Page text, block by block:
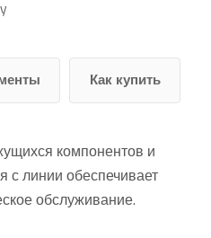
Как купить
компонентов и
с линии обеспечивает
обслуживание.